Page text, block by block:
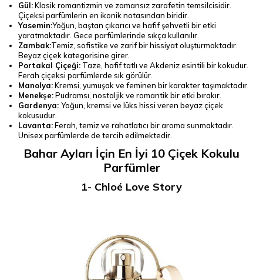
Gül:Klasik romantizmin ve zamansız zarafetin temsilcisidir.
Çiçeksi parfümlerin en ikonik notasından biridir.
Yasemin:Yoğun, baştan çıkarıcı ve hafif şehvetli bir etki
yaratmaktadır. Gece parfümlerinde sıkça kullanılır.
Zambak:Temiz, sofistike ve zarif bir hissiyat oluşturmaktadır.
Beyaz çiçek kategorisine girer.
Portakal Çiçeği: Taze, hafif tatlı ve Akdeniz esintili bir kokudur.
Ferah çiçeksi parfümlerde sık görülür.
Manolya:Kremsi, yumuşak ve feminen bir karakter taşımaktadır.
Menekşe:Pudramsı, nostaljik ve romantik bir etki bırakır.
Gardenya: Yoğun, kremsi ve lüks hissi veren beyaz çiçek
kokusudur.
Lavanta:Ferah, temiz ve rahatlatıcı bir aroma sunmaktadır.
Unisex parfümlerde de tercih edilmektedir.
Bahar Ayları İçin En İyi 10 Çiçek Kokulu
Parfümler
1- Chloé Love Story